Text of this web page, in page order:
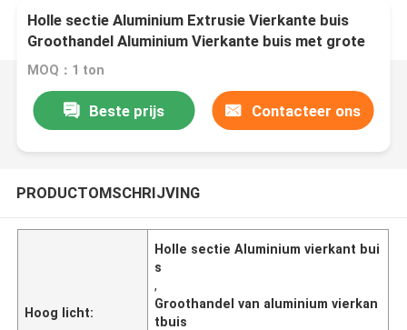
Holle sectie Aluminium Extrusie Vierkante buis
Groothandel Aluminium Vierkante buis met grote
diameter
MOQ：1 ton
Beste prijs Contacteer ons
PRODUCTOMSCHRIJVING
Hoog licht:
Holle sectie Aluminium vierkant bui
s
,
Groothandel van aluminium vierkan
tbuis